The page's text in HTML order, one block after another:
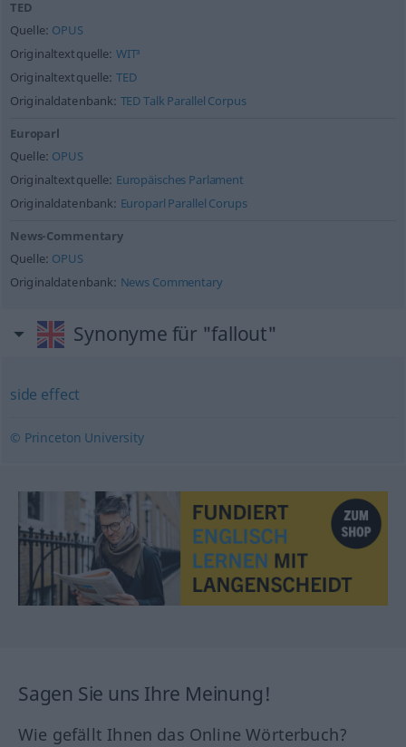
TED
Quelle: OPUS
Originaltextquelle: WIT³
Originaltextquelle: TED
Originaldatenbank: TED Talk Parallel Corpus
Europarl
Quelle: OPUS
Originaltextquelle: Europäisches Parlament
Originaldatenbank: Europarl Parallel Corups
News-Commentary
Quelle: OPUS
Originaldatenbank: News Commentary
Synonyme für "fallout"
side effect
© Princeton University
Sagen Sie uns Ihre Meinung!
Wie gefällt Ihnen das Online Wörterbuch?